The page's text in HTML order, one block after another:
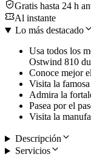
Gratis hasta 24 h
Al instante
Lo más destacado
Usa todos los
Ostwind 810
Conoce mejor
Visita la
Admira la
Pasea por el
Visita la
Descripción
Servicios